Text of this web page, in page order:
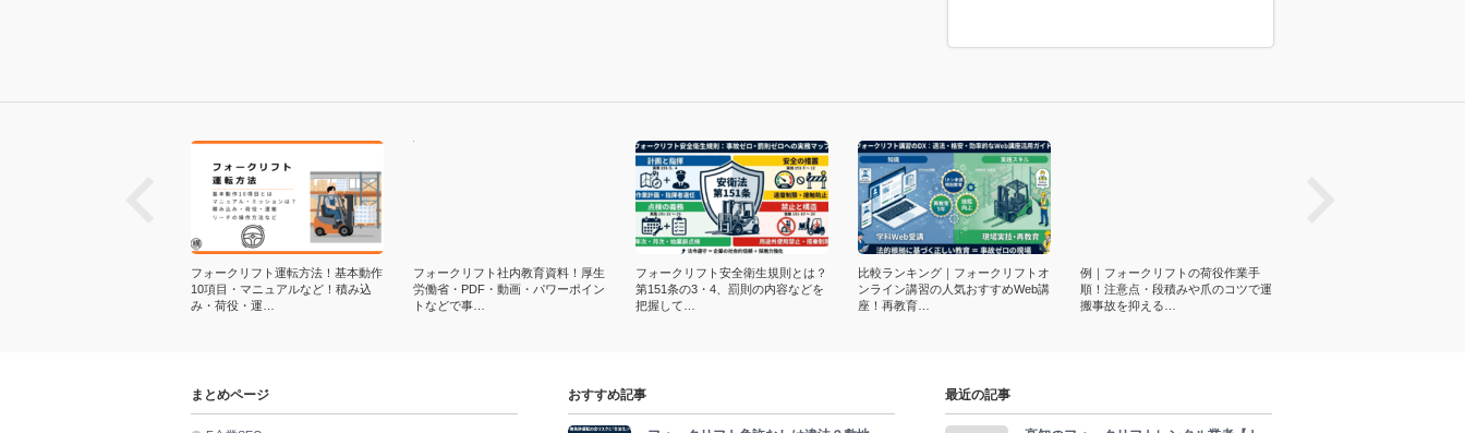
フォークリフト運転方法！基本動作
10項目・マニュアルなど！積み込
み・荷役・運…
フォークリフト社内教育資料！厚生
労働省・PDF・動画・パワーポイン
トなどで事…
フォークリフト安全衛生規則とは？
第151条の3・4、罰則の内容などを
把握して…
比較ランキング｜フォークリフトオ
ンライン講習の人気おすすめWeb講
座！再教育…
例｜フォークリフトの荷役作業手
順！注意点・段積みや爪のコツで運
搬事故を抑える…
まとめページ おすすめ記事 最近の記事